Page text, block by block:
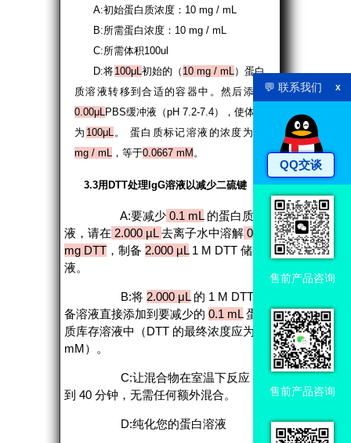
A:初始蛋白质浓度：10 mg / mL
B:所需蛋白浓度：10 mg / mL
C:所需体积100ul
D:将100μL 初始的（ 10 mg / mL
）蛋白
质溶液转移到合适的容器中。然后添加
0.00μL PBS缓冲液（pH 7.2-7.4），使体积
为 100μL 。 蛋白质标记溶液的浓度为
mg / mL
，等于0.0667 mM 。
3.3用DTT处理IgG溶液以减少二硫键
A:要减少0.1 mL的蛋白质溶
液，请在 2.000 µL去离子水中溶解0.308
mg DTT，制备 2.000 µL1 M DTT 储备溶
液。
B:将 2.000 μL的 1 M DTT 储
备溶液直接添加到要减少的 0.1 mL蛋白
质库存溶液中（DTT 的最终浓度应为 20
mM）。
C:让混合物在室温下反应 30
到 40 分钟，无需任何额外混合。
D:纯化您的蛋白溶液
💬 联系我们 x
QQ交谈
售前产品咨询
售前产品咨询